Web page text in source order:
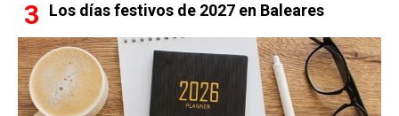
Los días festivos de 2027 en Baleares